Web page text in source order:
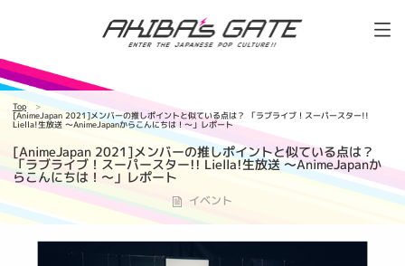
Top
[AnimeJapan 2021]メンバーの推しポイントと似ている点は？ 「ラブライブ！スーパースター!!
Liella!生放送 ～AnimeJapanからこんにちは！～」レポート
[AnimeJapan 2021]メンバーの推しポイントと似ている点は？
「ラブライブ！スーパースター!! Liella!生放送 ～AnimeJapanか
らこんにちは！～」レポート
イベント